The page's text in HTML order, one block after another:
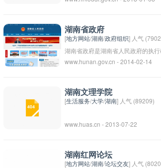
取生活上的帮助和支持。
息。用户可以通过该网站了解娄底市
重要公告和新闻，以及各类服务指南
解读。同时，市民们也可以通过该平
府提出意见和建议，参与政府的决策
间的沟通和互动，实现政府更加透明
的管理。
湖南省政府
[地方网站/湖南/政府组织] 人气
湖南省政府是湖南省人民政府的执行
负责行使和履行省政府的职权和职责
济社会发展规划、政策和措施，推动
展，改善民生，维护社会稳定等。湖
各部门、办公厅等机构，分工负责，
www.hunan.gov.cn - 2014-02-14
湖南文理学院
[生活服务/大学/湖南] 人气 (89209)
www.huas.cn - 2013-07-22
湖南红网论坛
[地方网站/湖南/论坛交友] 人气